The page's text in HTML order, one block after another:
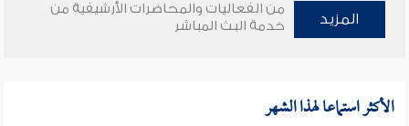
المزيد
من الفعاليات والمحاضرات الأرشيفية من
خدمة البث المباشر
الأكثر استماعا لهذا الشهر